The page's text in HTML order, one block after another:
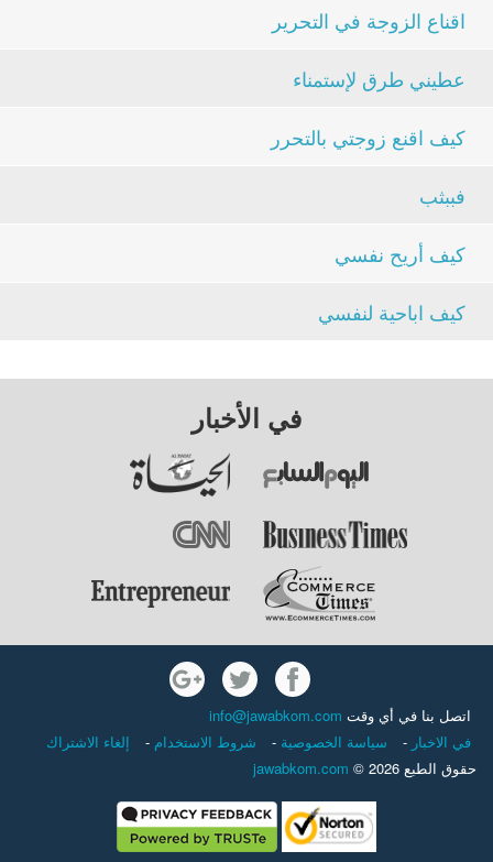
اقناع الزوجة في التحرير
عطيني طرق لإستمناء
كيف اقنع زوجتي بالتحرر
فببثب
كيف أريح نفسي
كيف اباحية لنفسي
في الأخبار
اتصل بنا في أي وقت info@jawabkom.com
في الاخبار - سياسة الخصوصية - شروط الاستخدام -
إلغاء الاشتراك
حقوق الطبع 2026 ©
jawabkom.com